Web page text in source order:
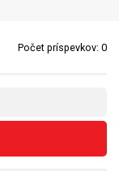
Počet príspevkov: 0